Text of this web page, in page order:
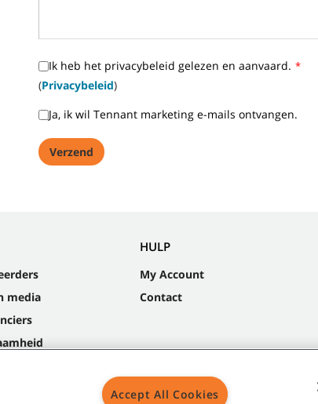
Ik heb het privacybeleid gelezen en aanvaard. *
(Privacybeleid)
Ja, ik wil Tennant marketing e-mails ontvangen.
media
HULP
My Account
Contact
Accept All Cookies